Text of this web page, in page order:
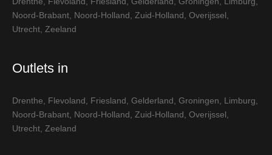
Noord-Brabant Noord-Holland Zuid-Holland Overijssel
Utrecht Zeeland
Outlets in
Drenthe Flevoland Friesland Gelderland Groningen Limburg
Noord-Brabant Noord-Holland Zuid-Holland Overijssel
Utrecht Zeeland